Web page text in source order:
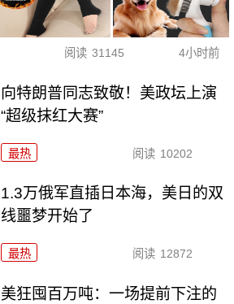
阅读 31145 4小时前
向特朗普同志致敬！美政坛上演
“超级抹红大赛”
最热 阅读 10202
1.3万俄军直插日本海，美日的双
线噩梦开始了
最热 阅读 12872
美狂囤百万吨：一场提前下注的